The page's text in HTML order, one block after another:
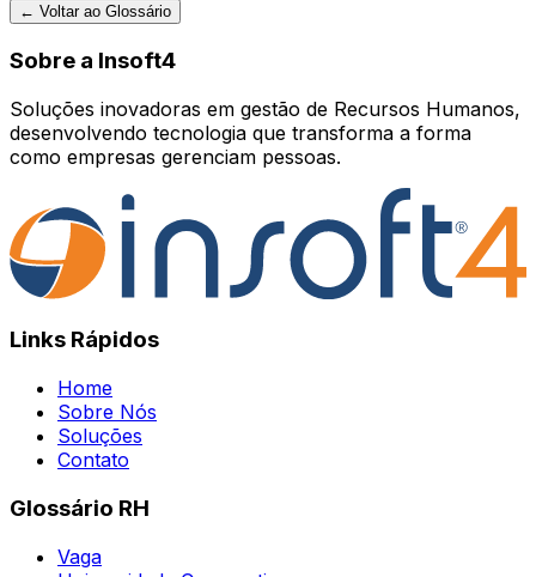
← Voltar ao Glossário
Sobre a Insoft4
Soluções inovadoras em gestão de Recursos Humanos,
desenvolvendo tecnologia que transforma a forma
como empresas gerenciam pessoas.
Links Rápidos
Home
Sobre Nós
Soluções
Contato
Glossário RH
Vaga